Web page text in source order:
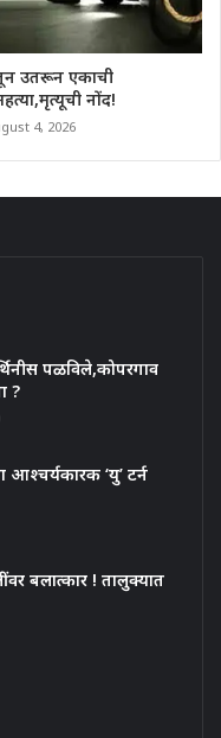
उतरून एकाची
नोंद!
4, 2026
पळविले,कोपरगाव
?
आश्चर्यकारक ‘यु’ टर्न
बलात्कार ! तालुक्यात